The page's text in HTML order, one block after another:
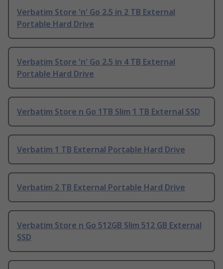
Verbatim Store 'n' Go 2.5 in 2 TB External
Portable Hard Drive
Verbatim Store 'n' Go 2.5 in 4 TB External
Portable Hard Drive
Verbatim Store n Go 1TB Slim 1 TB External SSD
Verbatim 1 TB External Portable Hard Drive
Verbatim 2 TB External Portable Hard Drive
Verbatim Store n Go 512GB Slim 512 GB External
SSD